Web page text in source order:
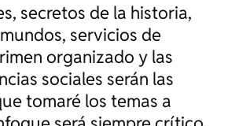
secretos de la historia,
servicios de
organizado y las
sociales serán las
tomaré los temas a